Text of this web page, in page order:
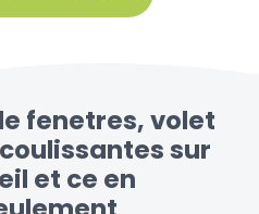
fenetres, volet
sur
et ce en